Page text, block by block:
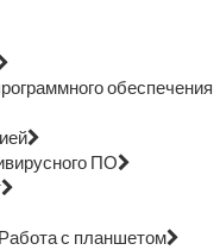
обеспечения
ПО
с планшетом